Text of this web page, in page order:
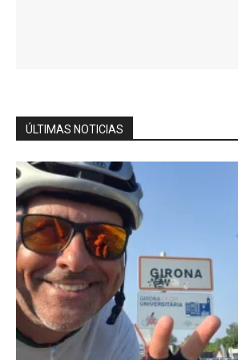
ÚLTIMAS NOTICIAS